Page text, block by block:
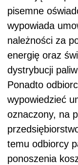
pisemne
wypowiada
należności za
energię oraz
dystrybucji
Ponadto
wypowiedzieć
oznaczony, na
temu odbiorcy
ponoszenia